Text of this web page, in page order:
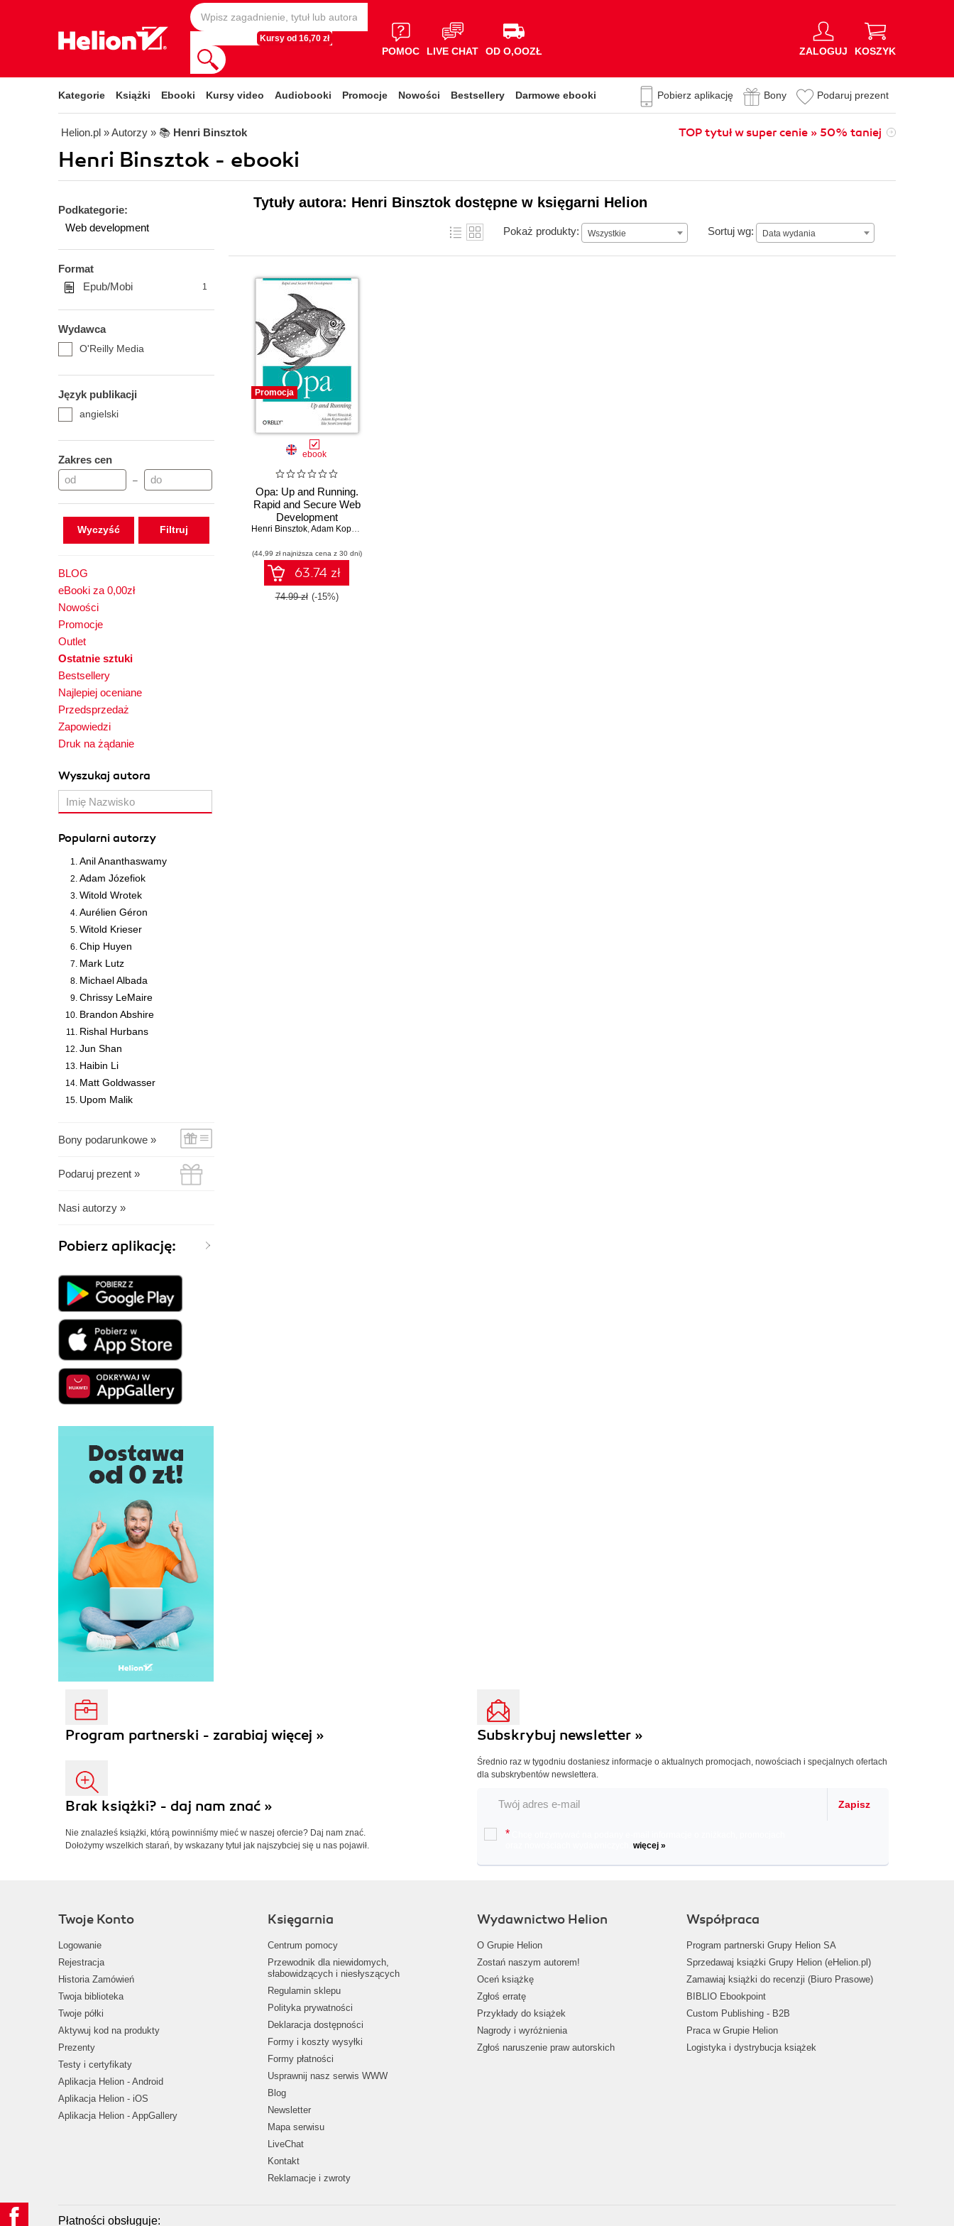
Kursy od 16,70 zł
POMOC LIVE CHAT OD O,OOZŁ ZALOGUJ KOSZYK
Kategorie Książki Ebooki Kursy video Audiobooki Promocje Nowości Bestsellery Darmowe ebooki Pobierz aplikację Bony Podaruj prezent
Helion.pl » Autorzy » 📚 Henri Binsztok TOP tytuł w super cenie » 50% taniej
Henri Binsztok - ebooki
Podkategorie:
Web development
Format
Epub/Mobi
1
Wydawca
O'Reilly Media
Język publikacji
angielski
Zakres cen
–
Wyczyść
BLOG
eBooki za 0,00zł
Nowości
Promocje
Outlet
Ostatnie sztuki
Bestsellery
Najlepiej oceniane
Przedsprzedaż
Zapowiedzi
Druk na żądanie
Wyszukaj autora
Popularni autorzy
Anil Ananthaswamy
Adam Józefiok
Witold Wrotek
Aurélien Géron
Witold Krieser
Chip Huyen
Mark Lutz
Michael Albada
Chrissy LeMaire
Brandon Abshire
Rishal Hurbans
Jun Shan
Haibin Li
Matt Goldwasser
Upom Malik
Bony podarunkowe »
Podaruj prezent »
Nasi autorzy »
Pobierz aplikację:
Tytuły autora: Henri Binsztok dostępne w księgarni Helion
Pokaż produkty: Wszystkie Sortuj wg: Data wydania
Data wydania
Promocja
ebook
Opa: Up and Running.
Rapid and Secure Web
Development
Henri Binsztok,Adam Koprowski
(44,99 zł najniższa cena z 30 dni)
63.74 zł
74.99 zł (-15%)
Program partnerski - zarabiaj więcej »
Brak książki? - daj nam znać »
Nie znalazłeś książki, którą powinniśmy mieć w naszej ofercie? Daj nam znać.
Dołożymy wszelkich starań, by wskazany tytuł jak najszybciej się u nas pojawił.
Subskrybuj newsletter »
Średnio raz w tygodniu dostaniesz informacje o aktualnych promocjach, nowościach i specjalnych ofertach
dla subskrybentów newslettera.
Zapisz
*
więcej »
Twoje Konto
Logowanie
Rejestracja
Historia Zamówień
Twoja biblioteka
Twoje półki
Aktywuj kod na produkty
Prezenty
Testy i certyfikaty
Aplikacja Helion - Android
Aplikacja Helion - iOS
Aplikacja Helion - AppGallery
Księgarnia
Centrum pomocy
Przewodnik dla niewidomych,
słabowidzących i niesłyszących
Regulamin sklepu
Polityka prywatności
Deklaracja dostępności
Formy i koszty wysyłki
Formy płatności
Usprawnij nasz serwis WWW
Blog
Newsletter
Mapa serwisu
LiveChat
Kontakt
Reklamacje i zwroty
Wydawnictwo Helion
O Grupie Helion
Zostań naszym autorem!
Oceń książkę
Zgłoś erratę
Przykłady do książek
Nagrody i wyróżnienia
Zgłoś naruszenie praw autorskich
Współpraca
Program partnerski Grupy Helion SA
Sprzedawaj książki Grupy Helion (eHelion.pl)
Zamawiaj książki do recenzji (Biuro Prasowe)
BIBLIO Ebookpoint
Custom Publishing - B2B
Praca w Grupie Helion
Logistyka i dystrybucja książek
Płatności obsługuje: